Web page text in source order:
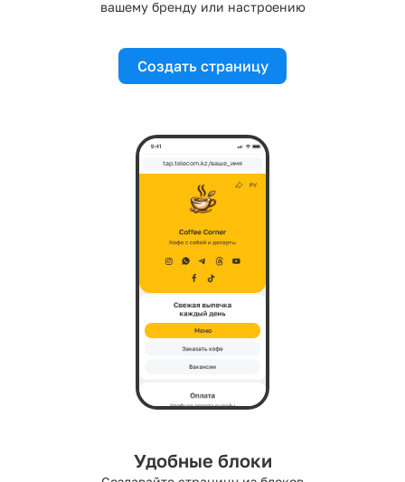
вашему бренду или настроению
Создать страницу
Меню
tap.telecom.kz/ваше_имя
Удобные блоки